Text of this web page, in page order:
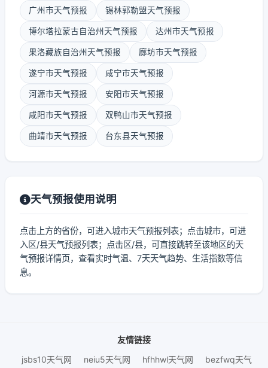
广州市天气预报 锡林郭勒盟天气预报
博尔塔拉蒙古自治州天气预报 达州市天气预报
果洛藏族自治州天气预报 廊坊市天气预报
遂宁市天气预报 咸宁市天气预报
河源市天气预报 安阳市天气预报
咸阳市天气预报 双鸭山市天气预报
曲靖市天气预报 台东县天气预报
天气预报使用说明
点击上方的省份，可进入城市天气预报列表；点击城市，可进
入区/县天气预报列表；点击区/县，可直接跳转至该地区的天
气预报详情页，查看实时气温、7天天气趋势、生活指数等信
息。
友情链接
jsbs10天气网
neiu5天气网 hfhhwl天气网 bezfwq天气